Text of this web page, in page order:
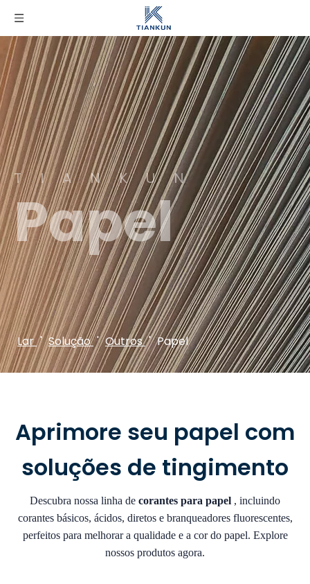
TIANKUN
Papel
Lar ' Solução ' Outros ' Papel
Aprimore seu papel com
soluções de tingimento
Descubra nossa linha de corantes para papel , incluindo
corantes básicos, ácidos, diretos e branqueadores fluorescentes,
perfeitos para melhorar a qualidade e a cor do papel. Explore
nossos produtos agora.